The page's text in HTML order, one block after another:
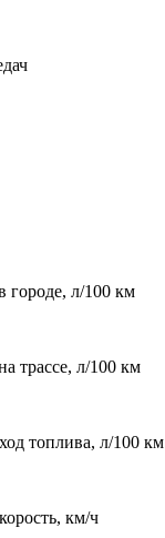
городе, л/100 км
трассе, л/100 км
топлива, л/100 км
км/ч